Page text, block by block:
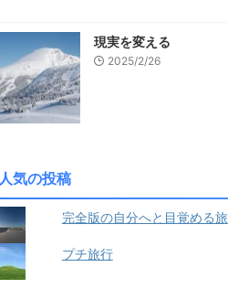
現実を変える
2025/2/26
人気の投稿
完全版の自分へと目覚める旅
プチ旅行